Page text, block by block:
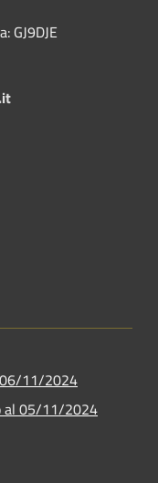
GJ9DJE
11/2024
al 05/11/2024